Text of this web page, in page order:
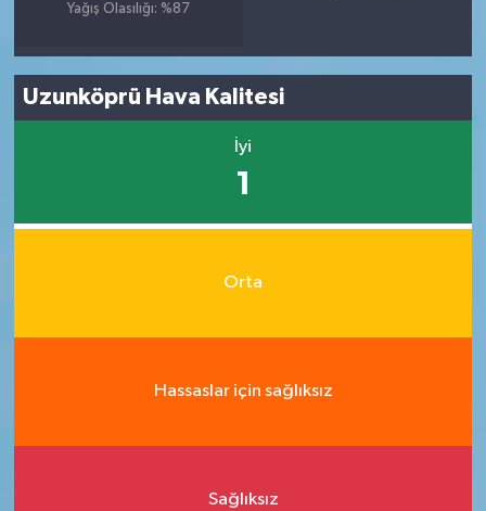
Yağış Olasılığı: %87
Uzunköprü Hava Kalitesi
İyi
1
Orta
Hassaslar için sağlıksız
Sağlıksız